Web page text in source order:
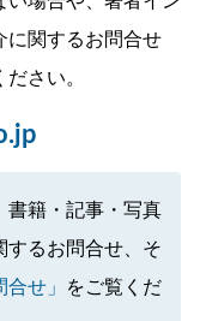
に関するお問合せ
さい。
書籍・記事・写真
するお問合せ、そ
せ」
をご覧くだ